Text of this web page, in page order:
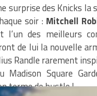
surprise des Knicks la
soir : Mitchell
l’un des meilleurs
de lui la nouvelle
Randle rarement
Madison Square
terme de hustle !